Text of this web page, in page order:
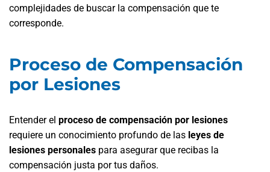
complejidades de buscar la compensación que te
corresponde.
Proceso de Compensación
por Lesiones
Entender el proceso de compensación por lesiones
requiere un conocimiento profundo de las leyes de
lesiones personales para asegurar que recibas la
compensación justa por tus daños.